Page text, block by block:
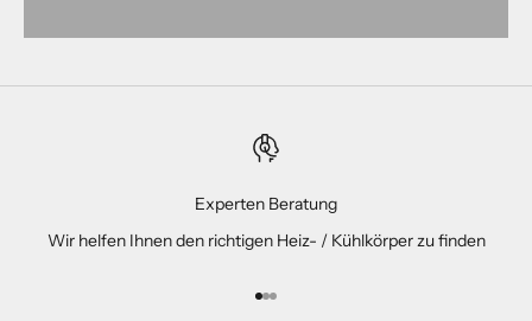
Experten Beratung
Wir helfen Ihnen den richtigen Heiz- / Kühlkörper zu finden
Gehe zu Element 1
Gehe zu Element 2
Gehe zu Element 3